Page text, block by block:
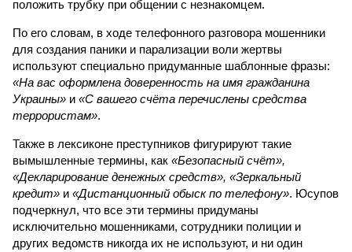
положить трубку при общении с незнакомцем.
По его словам, в ходе телефонного разговора мошенники
для создания паники и парализации воли жертвы
используют специально придуманные шаблонные фразы:
«На вас оформлена доверенность на имя гражданина
Украины» и «С вашего счёта перечислены средства
террористам».
Также в лексиконе преступников фигурируют такие
вымышленные термины, как «Безопасный счёт»,
«Декларирование денежных средств», «Зеркальный
кредит» и «Дистанционный обыск по телефону». Юсупов
подчеркнул, что все эти термины придуманы
исключительно мошенниками, сотрудники полиции и
других ведомств никогда их не используют, и ни один